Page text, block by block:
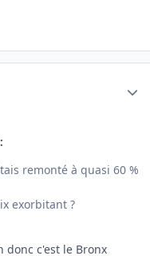
remonté à quasi 60 %
exorbitant ?
donc c'est le Bronx